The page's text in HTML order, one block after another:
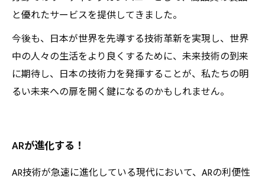
と優れたサービスを提供してきました。
今後も、日本が世界を先導する技術革新を実現し、世界
中の人々の生活をより良くするために、未来技術の到来
に期待し、日本の技術力を発揮することが、私たちの明
るい未来への扉を開く鍵になるのかもしれません。
ARが進化する！
AR技術が急速に進化している現代において、ARの利便性